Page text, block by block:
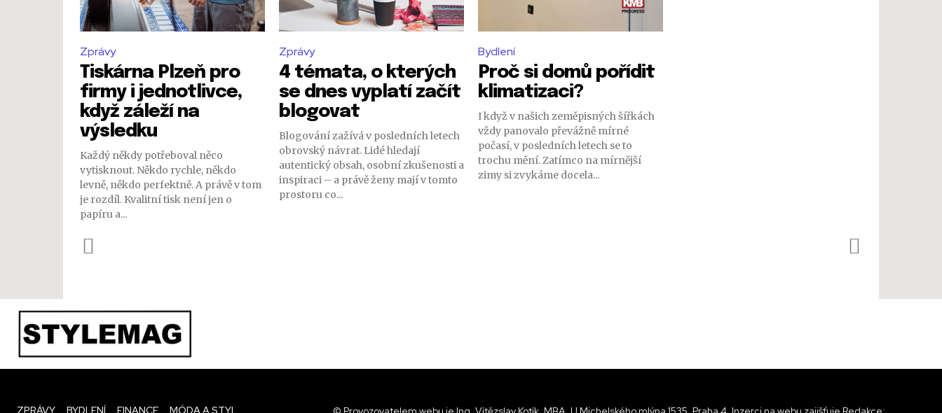
Zprávy
Tiskárna Plzeň pro
firmy i jednotlivce,
když záleží na
výsledku
Každý někdy potřeboval něco
vytisknout. Někdo rychle, někdo
levně, někdo perfektně. A právě v tom
je rozdíl. Kvalitní tisk není jen o
papíru a...
Zprávy
4 témata, o kterých
se dnes vyplatí začít
blogovat
Blogování zažívá v posledních letech
obrovský návrat. Lidé hledají
autentický obsah, osobní zkušenosti a
inspiraci – a právě ženy mají v tomto
prostoru co...
Bydlení
Proč si domů pořídit
klimatizaci?
I když v našich zeměpisných šířkách
vždy panovalo převážně mírné
počasí, v posledních letech se to
trochu mění. Zatímco na mírnější
zimy si zvykáme docela...
ZPRÁVY BYDLENÍ FINANCE MÓDA A STYL